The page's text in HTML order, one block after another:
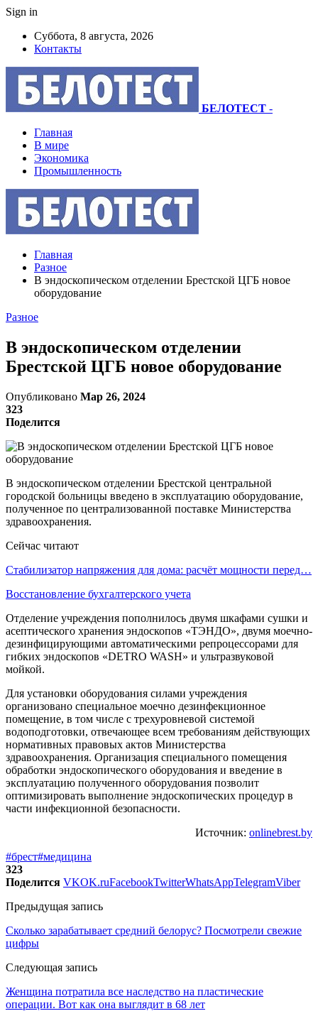
Sign in
Суббота, 8 августа, 2026
Контакты
БЕЛОТЕСТ -
Главная
В мире
Экономика
Промышленность
Главная
Разное
В эндоскопическом отделении Брестской ЦГБ новое
оборудование
Разное
В эндоскопическом отделении
Брестской ЦГБ новое оборудование
Опубликовано Мар 26, 2024
323
Поделится
В эндоскопическом отделении Брестской центральной
городской больницы введено в эксплуатацию оборудование,
полученное по централизованной поставке Министерства
здравоохранения.
Сейчас читают
Стабилизатор напряжения для дома: расчёт мощности перед…
Восстановление бухгалтерского учета
Отделение учреждения пополнилось двумя шкафами сушки и
асептического хранения эндоскопов «ТЭНДО», двумя моечно-
дезинфицирующими автоматическими репроцессорами для
гибких эндоскопов «DETRO WASH» и ультразвуковой
мойкой.
Для установки оборудования силами учреждения
организовано специальное моечно дезинфекционное
помещение, в том числе с трехуровневой системой
водоподготовки, отвечающее всем требованиям действующих
нормативных правовых актов Министерства
здравоохранения. Организация специального помещения
обработки эндоскопического оборудования и введение в
эксплуатацию полученного оборудования позволит
оптимизировать выполнение эндоскопических процедур в
части инфекционной безопасности.
Источник: onlinebrest.by
#брест#медицина
323
Поделится VKOK.ruFacebookTwitterWhatsAppTelegramViber
Предыдущая запись
Сколько зарабатывает средний белорус? Посмотрели свежие
цифры
Следующая запись
Женщина потратила все наследство на пластические
операции. Вот как она выглядит в 68 лет